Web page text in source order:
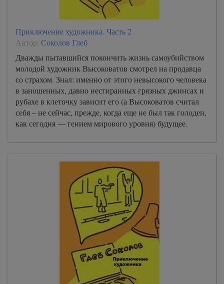
Приключение художника. Часть 2
Автор: Соколов Глеб
Дважды пытавшийся покончить жизнь самоубийством
молодой художник Высоковатов смотрел на продавца
со страхом. Знал: именно от этого невысокого человека
в заношенных, давно нестиранных грязных джинсах и
рубахе в клеточку зависит его (а Высоковатов считал
себя – не сейчас, прежде, когда еще не был так голоден,
как сегодня — гением мирового уровня) будущее.